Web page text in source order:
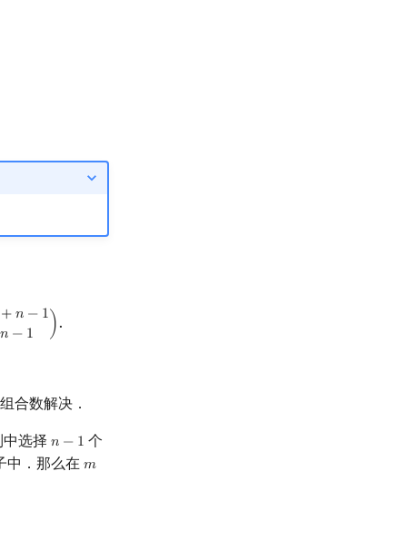
+𝑛 − 1
𝑛 − 1 )
n− .
合数解决．
选择 𝑛 − 1
n−1
个
中．那么在𝑚
m